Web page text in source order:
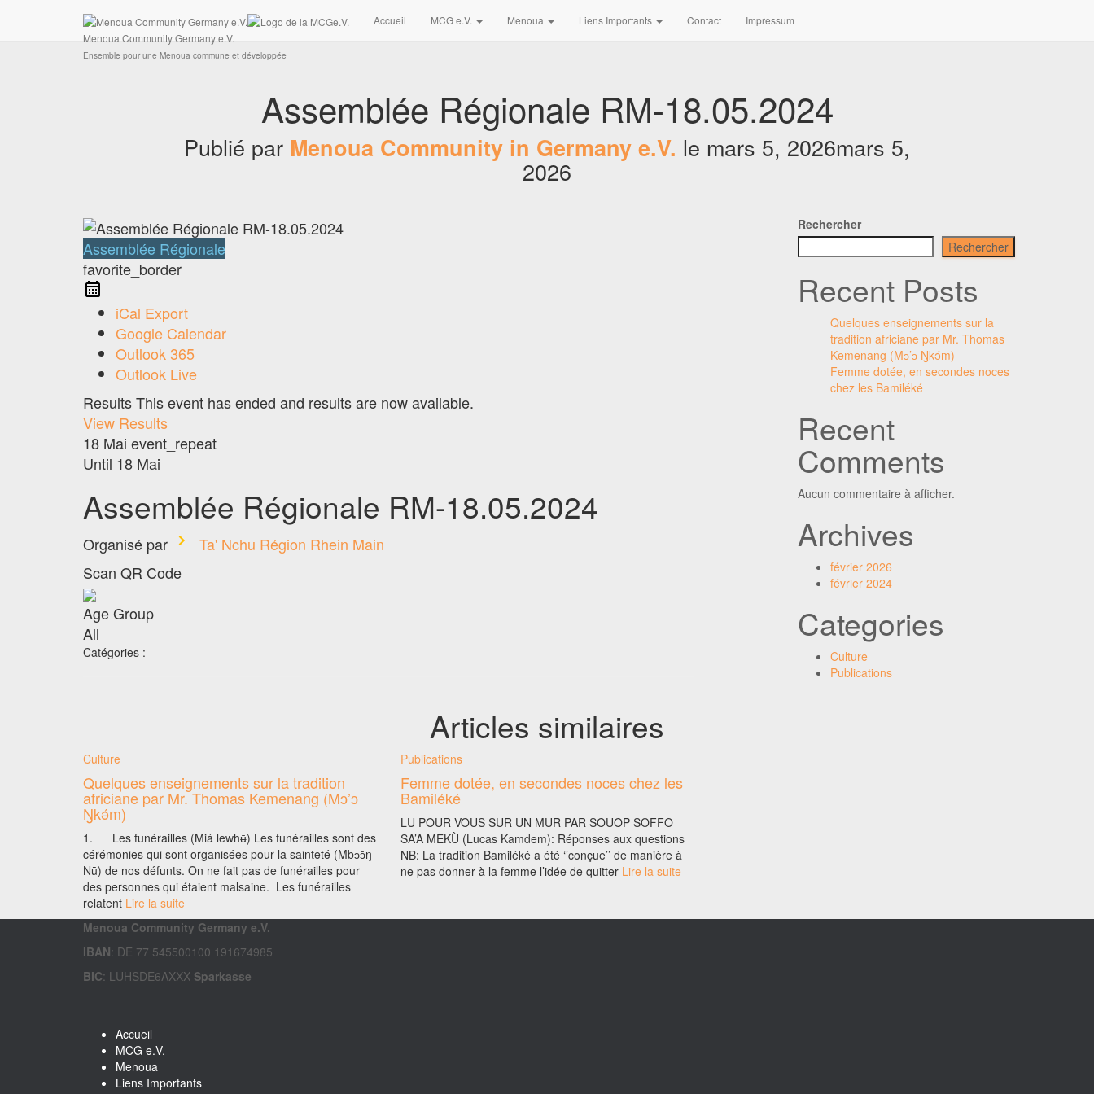
Connexion
Menoua Community Germany e.V.
Ensemble pour une Menoua commune et développée
Accueil MCG e.V. Menoua Liens Importants Contact Impressum
Assemblée Régionale RM-18.05.2024
Publié par Menoua Community in Germany e.V. le mars 5, 2026mars 5,
2026
Assemblée Régionale
favorite_border
iCal Export
Google Calendar
Outlook 365
Outlook Live
ResultsThis event has ended and results are now available.
View Results
18 Mai event_repeat
Until 18 Mai
Assemblée Régionale RM-18.05.2024
Organisé par
Ta' Nchu Région Rhein Main
Scan QR Code
Age Group
All
Catégories :
Rechercher
Rechercher
Recent Posts
Quelques enseignements sur la
tradition africiane par Mr. Thomas
Kemenang (Mɔ’ɔ Ŋkǝ́m)
Femme dotée, en secondes noces
chez les Bamiléké
Recent
Comments
Aucun commentaire à afficher.
Archives
février 2026
février 2024
Categories
Culture
Publications
Articles similaires
Culture
Quelques enseignements sur la tradition
africiane par Mr. Thomas Kemenang (Mɔ’ɔ
Ŋkǝ́m)
1. Les funérailles (Miá lewhʉ̄) Les funérailles sont des
cérémonies qui sont organisées pour la sainteté (Mbɔɔ̄ŋ
Nū) de nos défunts. On ne fait pas de funérailles pour
des personnes qui étaient malsaine. Les funérailles
relatent Lire la suite
Publications
Femme dotée, en secondes noces chez les
Bamiléké
LU POUR VOUS SUR UN MUR PAR SOUOP SOFFO
SA’A MEKÙ (Lucas Kamdem): Réponses aux questions
NB: La tradition Bamiléké a été ‘’conçue’’ de manière à
ne pas donner à la femme l’idée de quitter Lire la suite
Menoua Community Germany e.V.
IBAN: DE 77 545500100 191674985
BIC: LUHSDE6AXXX Sparkasse
Accueil
MCG e.V.
Menoua
Liens Importants